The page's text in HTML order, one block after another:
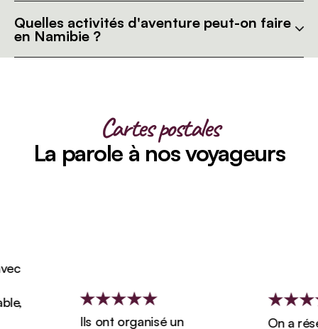
Quelles activités d'aventure peut-on faire
en Namibie ?
Cartes postales
La parole à nos voyageurs
Ils ont organisé un
On a